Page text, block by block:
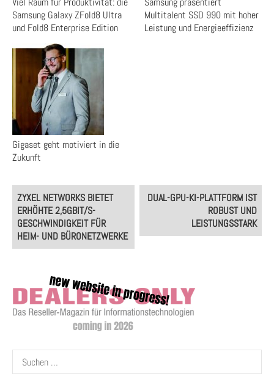
Samsung Galaxy ZFold8 Ultra
und Fold8 Enterprise Edition
Multitalent SSD 990 mit hoher
Leistung und Energieeffizienz
Gigaset geht motiviert in die
Zukunft
Post
navigation
ZYXEL NETWORKS BIETET
ERHÖHTE 2,5GBIT/S-
GESCHWINDIGKEIT FÜR
HEIM- UND BÜRONETZWERKE
DUAL-GPU-KI-PLATTFORM IST
ROBUST UND
LEISTUNGSSTARK
Suchen
nach: